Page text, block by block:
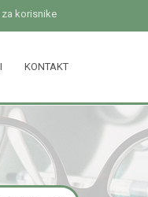
za korisnike
KONTAKT